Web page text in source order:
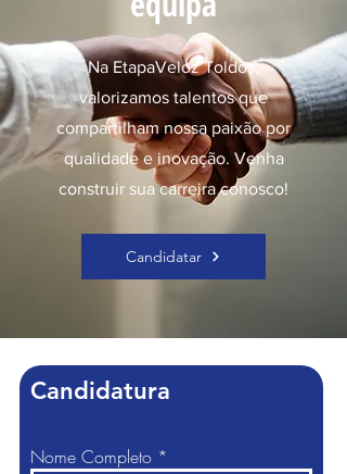
Na EtapaVeloz Toldos,
valorizamos talentos que
compartilham nossa paixão por
qualidade e inovação. Venha
construir sua carreira conosco!
Candidatar
Candidatura
Nome Completo